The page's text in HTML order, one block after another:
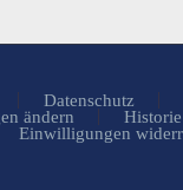
Datenschutz
ändern
Einwilligungen